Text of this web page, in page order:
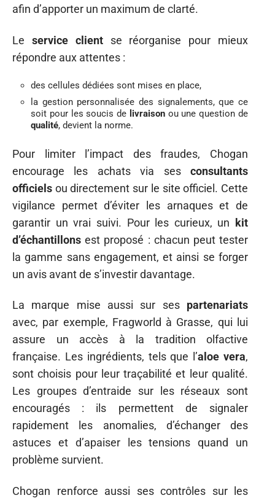
afin d’apporter un maximum de clarté.
Le service clientse réorganise pour mieux
répondre aux attentes :
des cellules dédiées sont mises en place,
la gestion personnalisée des signalements, que ce
soit pour les soucis de livraisonou une question de
qualité, devient la norme.
Pour limiter l’impact des fraudes, Chogan
encourage les achats via ses consultants
officiels ou directement sur le site officiel. Cette
vigilance permet d’éviter les arnaques et de
garantir un vrai suivi. Pour les curieux, un
kit
d’échantillons est proposé : chacun peut tester
la gamme sans engagement, et ainsi se forger
un avis avant de s’investir davantage.
La marque mise aussi sur ses partenariats
avec, par exemple, Fragworld à Grasse, qui lui
assure un accès à la tradition olfactive
française. Les ingrédients, tels que l’aloe vera,
sont choisis pour leur traçabilité et leur qualité.
Les groupes d’entraide sur les réseaux sont
encouragés : ils permettent de signaler
rapidement les anomalies, d’échanger des
astuces et d’apaiser les tensions quand un
problème survient.
Chogan renforce aussi ses contrôles sur les